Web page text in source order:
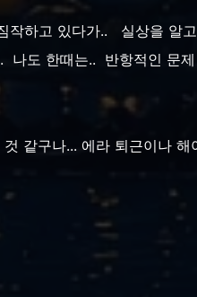
하고 있다가.. 실상을 알
도 한때는.. 반항적인 문제
같구나... 에라 퇴근이나 해